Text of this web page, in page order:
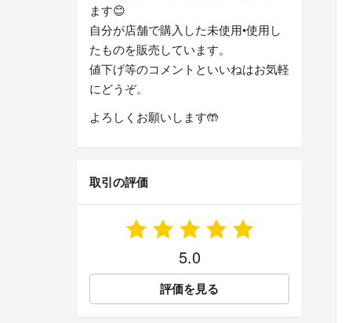
ます😊
自分が店舗で購入した未使用•使用し
たものを販売しています。
値下げ等のコメントといいねはお気軽
にどうぞ。
よろしくお願いします🤲
取引の評価
5.0
評価を見る